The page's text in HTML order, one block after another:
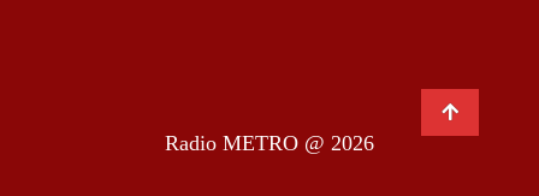
Radio METRO @ 2026